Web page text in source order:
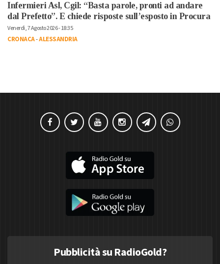
Infermieri Asl, Cgil: “Basta parole, pronti ad andare
dal Prefetto”. E chiede risposte sull’esposto in Procura
Venerdì, 7 Agosto 2026 - 18:35
CRONACA-ALESSANDRIA
Pubblicità su RadioGold?